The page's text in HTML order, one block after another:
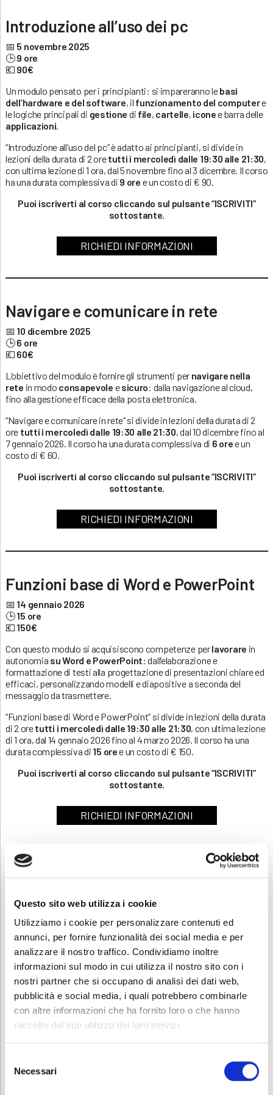
Questo sito web utilizza i cookie
Utilizziamo i cookie per personalizzare contenuti ed
annunci, per fornire funzionalità dei social media e per
analizzare il nostro traffico. Condividiamo inoltre
informazioni sul modo in cui utilizza il nostro sito con i
nostri partner che si occupano di analisi dei dati web,
pubblicità e social media, i quali potrebbero combinarle
con altre informazioni che ha fornito loro o che hanno
raccolto dal suo utilizzo dei loro servizi.
delNecessari
Introduzione all’uso dei pc
📅 5 novembre 2025
🕒9 ore
💶 90€
Un modulo pensato per i principianti: si impareranno lebasi
dell’hardware e del software, il funzionamento del computere
le logiche principali di gestione di file, cartelle, iconee barra delle
applicazioni
“Introduzione all’uso del pc” è adatto ai principianti, si divide in
lezioni della durata di 2 oretutti i mercoledì dalle 19:30 alle 21:30,
con ultima lezione di 1 ora, dal 5 novembre fino al 3 dicembre. Il corso
ha una durata complessiva di 9 ore e un costo di € 90.
Puoi iscriverti al corso cliccando sul pulsante “ISCRIVITI”
sottostante.
RICHIEDI INFORMAZIONI
Navigare e comunicare in rete
📅 10 dicembre 2025
🕒6 ore
💶 60€
L’obiettivo del modulo è fornire gli strumenti per navigare nella
rete in modo consapevole esicuro: dalla navigazione al cloud,
fino alla gestione efficace della posta elettronica.
“Navigare e comunicare in rete” si divide in lezioni della durata di 2
ore tutti i mercoledì dalle 19:30 alle 21:30, dal 10 dicembre fino al
7 gennaio 2026. Il corso ha una durata complessiva di 6 oree un
costo di € 60.
Puoi iscriverti al corso cliccando sul pulsante “ISCRIVITI”
sottostante.
RICHIEDI INFORMAZIONI
Funzioni base di Word e PowerPoint
📅 14 gennaio 2026
🕒15 ore
💶 150€
Con questo modulo si acquisiscono competenze perlavorare in
autonomia su Word e PowerPoint: dall’elaborazione e
formattazione di testi alla progettazione di presentazioni chiare ed
efficaci, personalizzando modelli e diapositive a seconda del
messaggio da trasmettere.
“Funzioni base di Word e PowerPoint” si divide in lezioni della durata
di 2 oretutti i mercoledì dalle 19:30 alle 21:30, con ultima lezione
di 1 ora, dal 14 gennaio 2026 fino al 4 marzo 2026. Il corso ha una
durata complessiva di 15 oree un costo di € 150.
Puoi iscriverti al corso cliccando sul pulsante “ISCRIVITI”
sottostante.
RICHIEDI INFORMAZIONI
Funzioni base di Excel
📅11 marzo 2026
15 ore
💶150€
Un modulo dedicato all’utilizzo pratico di
Microsoft Excelper
creare e gestire cartelle di lavoro, contenuti di fogli di lavoro, gestire
dati complessi e articolati anche grazie a grafici e diagrammi,
utilizzare filtri automatici, funzioni logiche e matematiche.
“Funzioni base di Excel” è adatto ai principianti e per coloro che
utilizzano Excel nel mondo del lavoro e hanno bisogno di ampliare le
loro competenze, si divide in lezioni della durata di 2 ore
Puoi iscriverti al corso cliccando sul pulsante “ISCRIVITI”